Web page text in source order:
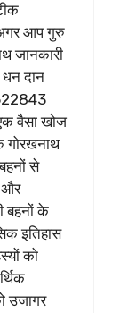
आप गुरु
जानकारी
दान
वैसा खोज
गोरखनाथ
से
और
बहनों के
इतिहास
को
उजागर